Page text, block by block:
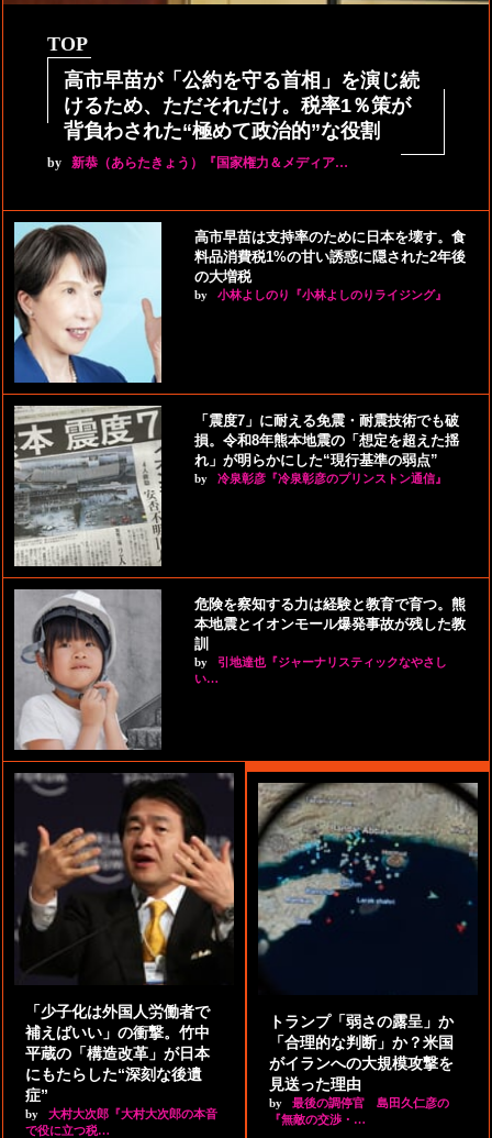
TOP
高市早苗が「公約を守る首相」を演じ続
けるため、ただそれだけ。税率1％策が
背負わされた“極めて政治的”な役割
by 新恭（あらたきょう）『国家権力＆メディア…
高市早苗は支持率のために日本を壊す。食
料品消費税1%の甘い誘惑に隠された2年後
の大増税
by 小林よしのり『小林よしのりライジング』
「震度7」に耐える免震・耐震技術でも破
損。令和8年熊本地震の「想定を超えた揺
れ」が明らかにした“現行基準の弱点”
by 冷泉彰彦『冷泉彰彦のプリンストン通信』
危険を察知する力は経験と教育で育つ。熊
本地震とイオンモール爆発事故が残した教
訓
by
引地達也『ジャーナリスティックなやさし
い…
「少子化は外国人労働者で
補えばいい」の衝撃。竹中
平蔵の「構造改革」が日本
にもたらした“深刻な後遺
症”
by
大村大次郎『大村大次郎の本音
で役に立つ税…
トランプ「弱さの露呈」か
「合理的な判断」か？米国
がイランへの大規模攻撃を
見送った理由
by
最後の調停官 島田久仁彦の
『無敵の交渉・…